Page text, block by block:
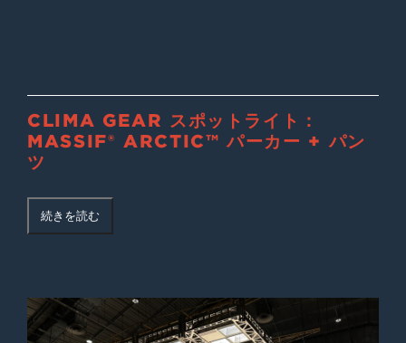
CLIMA GEAR スポットライト：
MASSIF® ARCTIC™ パーカー + パン
ツ
続きを読む